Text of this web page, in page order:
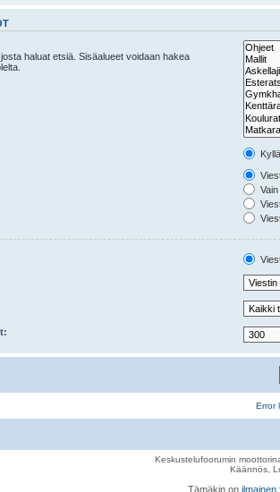
haluat etsiä. Sisäalueet voidaan hakea
Error
Keskustelufoorumin
Käännös,
Tämäkin on ilmainen